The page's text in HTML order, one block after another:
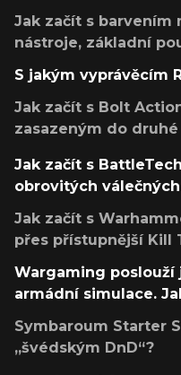
Jak začít s barvením
nástroje, základní
S jakým vyprávěcím
Jak začít s Bolt
zasazeným do
Jak začít s
obrovitých
Jak začít s
přes přístupnější Kill
Wargaming poslouží
armádní simulace.
Symbaroum Starter
„švédským DnD“?